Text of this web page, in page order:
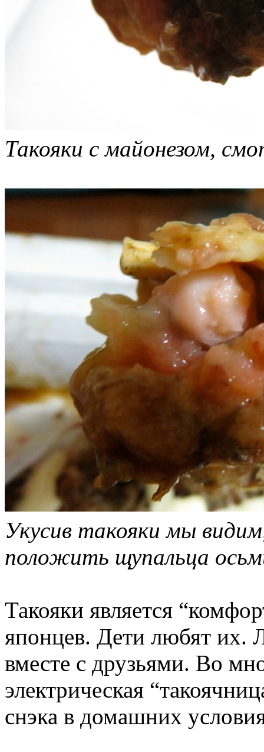
Такояки с майонезом,
Укусив такояки мы
положить щупальца
Такояки является
японцев. Дети любят их.
вместе с друзьями. Во
электрическая
снэка в домашних